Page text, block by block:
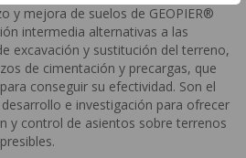
y mejora de suelos de GEOPIER®
intermedia alternativas a las
excavación y sustitución del terreno,
de cimentación y precargas, que
conseguir su efectividad. Son el
e investigación para ofrecer
y control de asientos sobre terrenos